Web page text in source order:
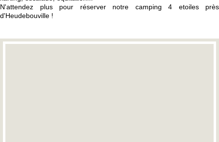
N'attendez plus pour réserver notre camping 4 etoiles près
d'Heudebouville !